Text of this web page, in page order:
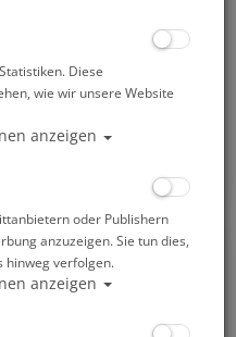
Schwimmbrillen
Diese
wie wir unsere Website
anzeigen
oder Publishern
anzuzeigen. Sie tun dies,
hinweg verfolgen.
anzeigen